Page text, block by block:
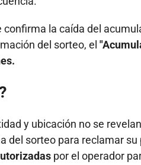
la caída del
del sorteo, el
y ubicación no se
del sorteo para reclamar su
por el operador